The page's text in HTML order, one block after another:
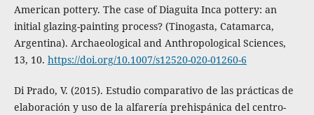
American pottery. The case of Diaguita Inca pottery: an
initial glazing-painting process? (Tinogasta, Catamarca,
Argentina). Archaeological and Anthropological Sciences,
13, 10. https://doi.org/10.1007/s12520-020-01260-6
Di Prado, V. (2015). Estudio comparativo de las prácticas de
elaboración y uso de la alfarería prehispánica del centro-